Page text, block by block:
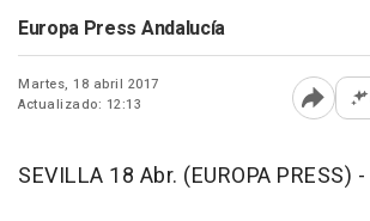
Europa Press Andalucía
Martes, 18 abril 2017
Actualizado: 12:13
Abrir
SEVILLA 18 Abr. (EUROPA PRESS) -